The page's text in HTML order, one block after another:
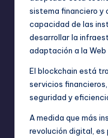
sistema financiero y
capacidad de las
desarrollar la
adaptación a la Web
El blockchain está
servicios
seguridad y
A medida que más
revolución digital, es